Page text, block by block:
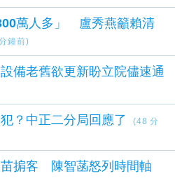
萬人多」 盧秀燕籲賴清
鐘前)
備老舊欲更新盼立院儘速通
？中正二分局回應了
(48 分
掮客 陳智菡怒列時間軸